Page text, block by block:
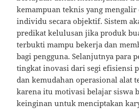
kemampuan teknis yang mengalir
individu secara objektif. Sistem
predikat kelulusan jika produk
terbukti mampu bekerja dan
bagi pengguna. Selanjutnya para
tingkat inovasi dari segi efisiensi
dan kemudahan operasional alat
karena itu motivasi belajar siswa
keinginan untuk menciptakan